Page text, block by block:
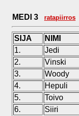
MEDI 3 ratapiirros
SIJA NIMI
1.
Jedi
2.
Vinski
3.
Woody
4.
Hepuli
5.
Toivo
6.
Siiri